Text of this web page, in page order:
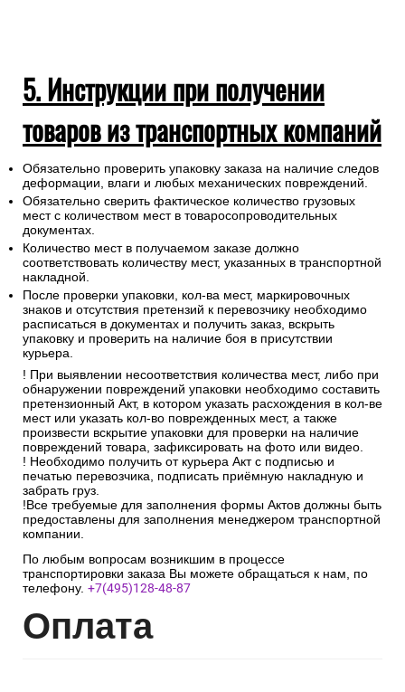
5. Инструкции при получении
товаров из транспортных компаний
Обязательно проверить упаковку заказа на наличие следов
деформации, влаги и любых механических повреждений.
Обязательно сверить фактическое количество грузовых
мест с количеством мест в товаросопроводительных
документах.
Количество мест в получаемом заказе должно
соответствовать количеству мест, указанных в транспортной
накладной.
После проверки упаковки, кол-ва мест, маркировочных
знаков и отсутствия претензий к перевозчику необходимо
расписаться в документах и получить заказ, вскрыть
упаковку и проверить на наличие боя в присутствии
курьера.
! При выявлении несоответствия количества мест, либо при
обнаружении повреждений упаковки необходимо составить
претензионный Акт, в котором указать расхождения в кол-ве
мест или указать кол-во поврежденных мест, а также
произвести вскрытие упаковки для проверки на наличие
повреждений товара, зафиксировать на фото или видео.
! Необходимо получить от курьера Акт с подписью и
печатью перевозчика, подписать приёмную накладную и
забрать груз.
!Все требуемые для заполнения формы Актов должны быть
предоставлены для заполнения менеджером транспортной
компании.
По любым вопросам возникшим в процессе
транспортировки заказа Вы можете обращаться к нам, по
телефону. +7(495)128-48-87
Оплата